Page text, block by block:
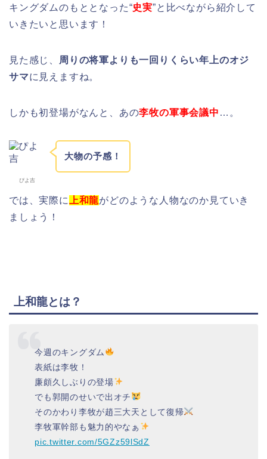
キングダムのもととなった“史実”と比べながら紹介して
いきたいと思います！
見た感じ、
周りの将軍よりも一回りくらい年上のオジ
サマに見えますね。
しかも初登場がなんと、あの李牧の軍事会議中 …。
ぴよ吉
大物の予感！
では、実際に 上和龍がどのような人物なのか見ていき
ましょう！
上和龍とは？
今週のキングダム
表紙は李牧！
廉頗久しぶりの登場
でも郭開のせいで出オチ
そのかわり李牧が趙三大天として復帰
李牧軍幹部も魅力的やなぁ
pic.twitter.com/5GZz59lSdZ